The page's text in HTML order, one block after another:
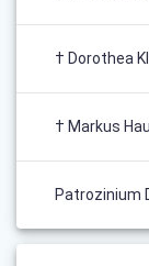
† Dorothea
† Markus
Patrozinium